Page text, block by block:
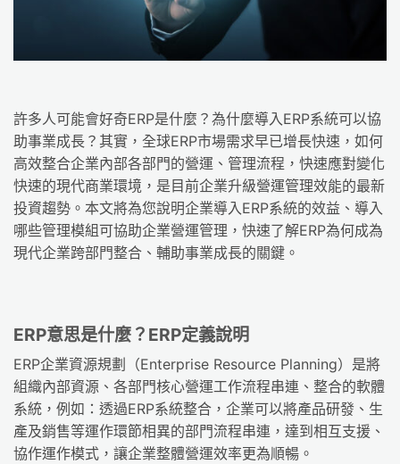
許多人可能會好奇ERP是什麼？為什麼導入ERP系統可以協
助事業成長？其實，全球ERP市場需求早已增長快速，如何
高效整合企業內部各部門的營運、管理流程，快速應對變化
快速的現代商業環境，是目前企業升級營運管理效能的最新
投資趨勢。本文將為您說明企業導入ERP系統的效益、導入
哪些管理模組可協助企業營運管理，快速了解ERP為何成為
現代企業跨部門整合、輔助事業成長的關鍵。
ERP意思是什麼？ERP定義說明
ERP企業資源規劃（Enterprise Resource Planning）是將
組織內部資源、各部門核心營運工作流程串連、整合的軟體
系統，例如：透過ERP系統整合，企業可以將產品研發、生
產及銷售等運作環節相異的部門流程串連，達到相互支援、
協作運作模式，讓企業整體營運效率更為順暢。